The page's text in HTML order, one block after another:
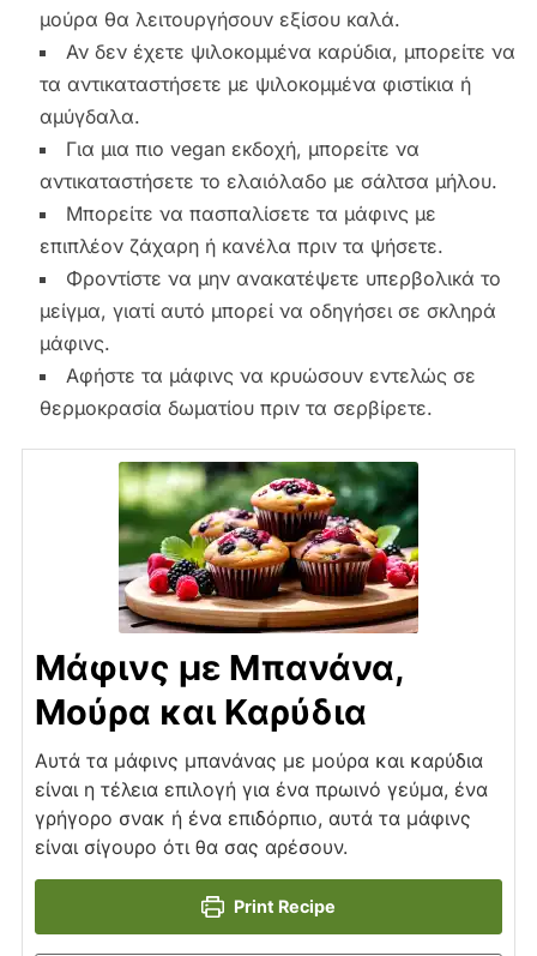
μούρα θα λειτουργήσουν εξίσου καλά.
Αν δεν έχετε ψιλοκομμένα καρύδια, μπορείτε να
τα αντικαταστήσετε με ψιλοκομμένα φιστίκια ή
αμύγδαλα.
Για μια πιο vegan εκδοχή, μπορείτε να
αντικαταστήσετε το ελαιόλαδο με σάλτσα μήλου.
Μπορείτε να πασπαλίσετε τα μάφινς με
επιπλέον ζάχαρη ή κανέλα πριν τα ψήσετε.
Φροντίστε να μην ανακατέψετε υπερβολικά το
μείγμα, γιατί αυτό μπορεί να οδηγήσει σε σκληρά
μάφινς.
Αφήστε τα μάφινς να κρυώσουν εντελώς σε
θερμοκρασία δωματίου πριν τα σερβίρετε.
Μάφινς με Μπανάνα,
Μούρα και Καρύδια
Αυτά τα μάφινς μπανάνας με μούρα και καρύδια
είναι η τέλεια επιλογή για ένα πρωινό γεύμα, ένα
γρήγορο σνακ ή ένα επιδόρπιο, αυτά τα μάφινς
είναι σίγουρο ότι θα σας αρέσουν.
Print Recipe